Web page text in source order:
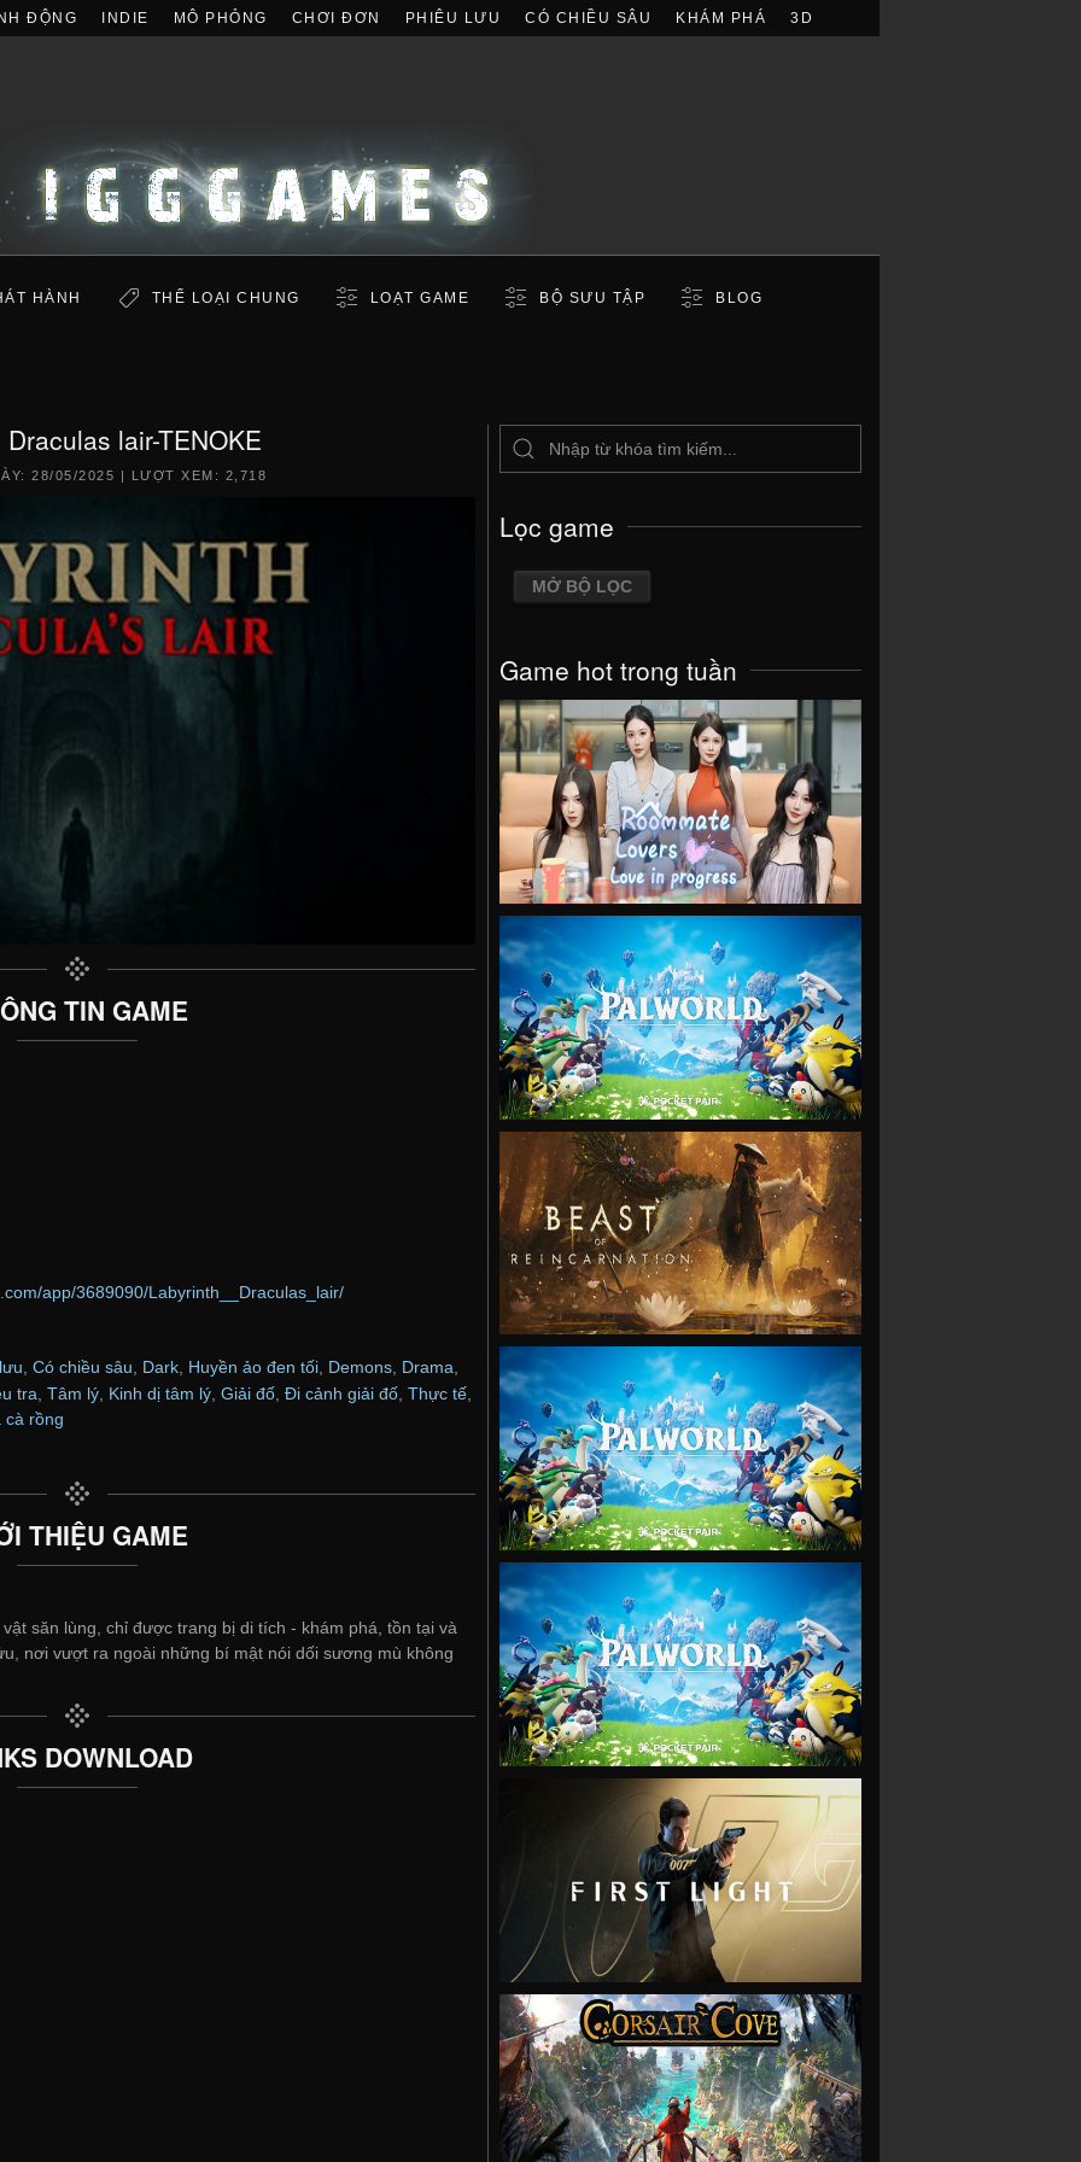
ĐỘNG INDIE MÔ PHỎNG CHƠI ĐƠN PHIÊU LƯU CÓ CHIỀU SÂU KHÁM PHÁ 3D
HÀNH THỂ LOẠI CHUNG LOẠT GAME BỘ SƯU TẬP BLOG
lair-TENOKE
28/05/2025 | LƯỢT XEM: 2,718
TIN GAME
app/3689090/Labyrinth__Draculas_lair/
, Có chiều sâu, Dark, Huyền ảo đen tối, Demons, Drama,
tra Tâm lý Kinh dị tâm lý Giải đố Đi cảnh giải đố Thực tế
cà rồng
THIỆU GAME
săn lùng, chỉ được trang bị di tích - khám phá, tồn tại và
nơi vượt ra ngoài những bí mật nói dối sương mù không
DOWNLOAD
Lọc game
MỞ BỘ LỌC
Game hot trong tuần
VIEW
VIEW
VIEW
VIEW
VIEW
VIEW
VIEW